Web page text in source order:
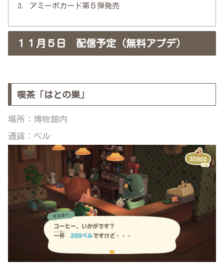
アミーボカード第５弾発売
１１月５日 配信予定（無料アプデ）
喫茶「はとの巣」
場所：博物館内
通貨：ベル